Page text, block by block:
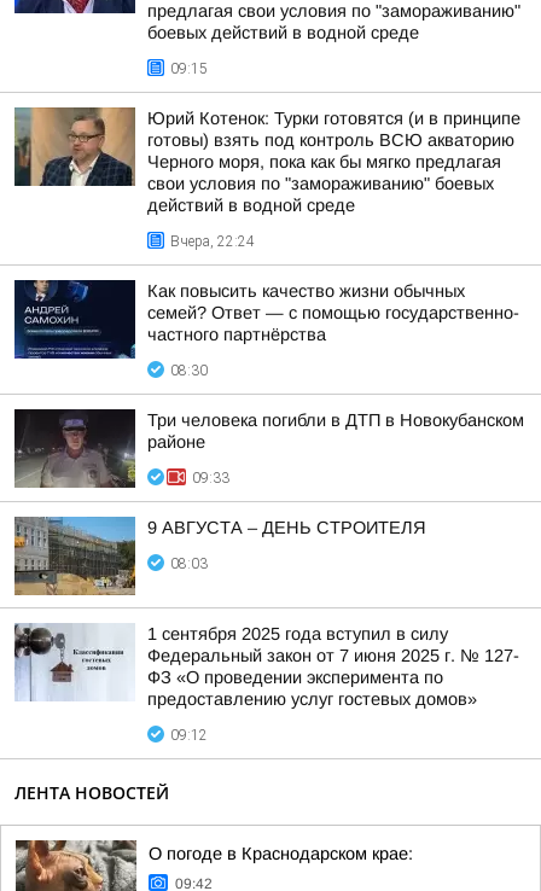
предлагая свои условия по "замораживанию"
боевых действий в водной среде
09:15
Юрий Котенок: Турки готовятся (и в принципе
готовы) взять под контроль ВСЮ акваторию
Черного моря, пока как бы мягко предлагая
свои условия по "замораживанию" боевых
действий в водной среде
Вчера, 22:24
Как повысить качество жизни обычных
семей? Ответ — с помощью государственно-
частного партнёрства
08:30
Три человека погибли в ДТП в Новокубанском
районе
09:33
9 АВГУСТА – ДЕНЬ СТРОИТЕЛЯ
08:03
1 сентября 2025 года вступил в силу
Федеральный закон от 7 июня 2025 г. № 127-
ФЗ «О проведении эксперимента по
предоставлению услуг гостевых домов»
09:12
ЛЕНТА НОВОСТЕЙ
О погоде в Краснодарском крае:
09:42